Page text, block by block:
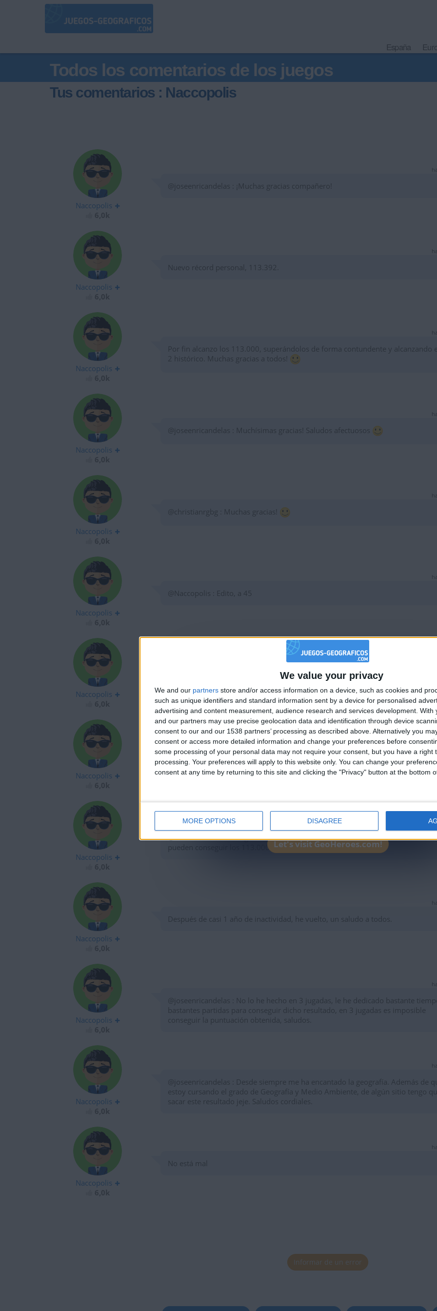
We value your privacy
We and our partners store and/or access information on a device, such as cookies and
such as unique identifiers and standard information sent by a device for personalised
advertising and content measurement, audience research and services development. With
and our partners may use precise geolocation data and identification through device
consent to our and our 1538 partners’ processing as described above. Alternatively you
consent or access more detailed information and change your preferences before
some processing of your personal data may not require your consent, but you have a right
processing. Your preferences will apply to this website only. You can change your
consent at any time by returning to this site and clicking the "Privacy" button at the bottom
MORE OPTIONS DISAGREE
España
Todos los comentarios de los juegos
Tus comentarios : Naccopolis
Naccopolis
@joseenricandelas : ¡Muchas gracias compañero!
Naccopolis
Nuevo récord personal, 113.392.
Naccopolis
Por fin alcanzo los 113.000, superándolos de forma contundente y alcanzando
2 histórico. Muchas gracias a todos!
Naccopolis
@joseenricandelas : Muchísimas gracias! Saludos afectuosos
Naccopolis
@christianrgbg : Muchas gracias!
Naccopolis
@Naccopolis : Edito, a 45
Naccopolis
Nuevo récord, aunque me quedé a 56 puntos de entrar en el selecto club de los
Naccopolis
Qué rabia, a 99 de los 113.000.
Naccopolis
@KintoKalifa : Muchas gracias Kinto!, por cierto, sigo dándole vueltas a cómo se
pueden conseguir los 113.000, debes hacerlo perfecto, no?
Naccopolis
Después de casi 1 año de inactividad, he vuelto, un saludo a todos.
Naccopolis
@joseenricandelas : No lo he hecho en 3 jugadas, le he dedicado bastante
bastantes partidas para conseguir dicho resultado, en 3 jugadas es imposible
conseguir la puntuación obtenida, saludos.
Naccopolis
@joseenricandelas : Desde siempre me ha encantado la geografía. Además de
estoy cursando el grado de Geografía y Medio Ambiente, de algún sitio tengo
sacar este resultado jeje. Saludos cordiales.
Naccopolis
No está mal
Informar de un error
🇺🇸 We noticed you’re visiting from
an English-speaking country
Join our American version now and be among
the firsts to submit your score on our
leaderboards!
Let's visit GeoHeroes.com!